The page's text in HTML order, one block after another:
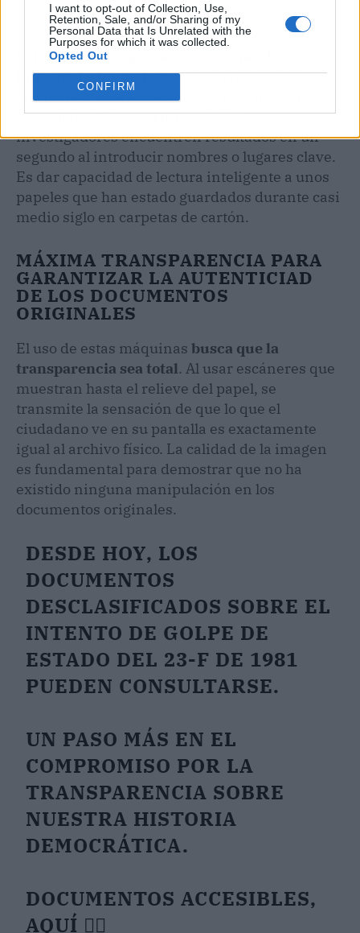
I want to opt-out of Collection, Use,
Retention, Sale, and/or Sharing of my
Personal Data that Is Unrelated with the
Purposes for which it was collected.
Opted Out
CONFIRM
Este programa ignora las manchas de
humedad o los tachonesy entiende qué letra
hay debajo. El sistema convierte la imagen en
texto digital. Esto permite que los
investigadores encuentren resultados en un
segundo al introducir nombres o lugares clave.
Es dar capacidad de lectura inteligente a unos
papeles que han estado guardados durante casi
medio siglo en carpetas de cartón.
MÁXIMA TRANSPARENCIA PARA
GARANTIZAR LA AUTENTICIAD
DE LOS DOCUMENTOS
ORIGINALES
El uso de estas máquinas busca que la
transparencia sea total. Al usar escáneres que
muestran hasta el relieve del papel, se
transmite la sensación de que lo que el
ciudadano ve en su pantalla es exactamente
igual al archivo físico. La calidad de la imagen
es fundamental para demostrar que no ha
existido ninguna manipulación en los
documentos originales.
DESDE HOY, LOS
DOCUMENTOS
DESCLASIFICADOS SOBRE EL
INTENTO DE GOLPE DE
ESTADO DEL 23-F DE 1981
PUEDEN CONSULTARSE.
UN PASO MÁS EN EL
COMPROMISO POR LA
TRANSPARENCIA SOBRE
NUESTRA HISTORIA
DEMOCRÁTICA.
DOCUMENTOS ACCESIBLES,
AQUÍ 👇🏼